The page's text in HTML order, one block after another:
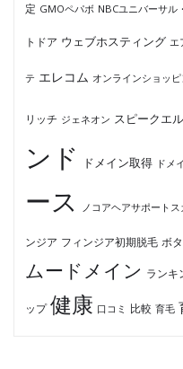
定 GMOペパボ NBCユニバーサル
トドア ウェブホスティング エ
テ エレコム オンラインショッ
リッチ ジェネオン スピークエル
ンド
ドメイン取得 ドメ
ース
ノコアヘアサポート
ンジア フィンジア初期脱毛 ボ
ムードメイン ランキ
ップ 健康 口コミ 比較 育毛